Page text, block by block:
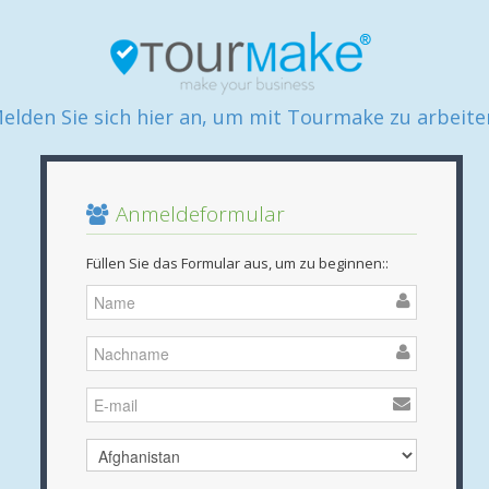
Sie sich hier an, um mit Tourmake zu
Anmeldeformular
Füllen Sie das Formular aus, um zu beginnen::